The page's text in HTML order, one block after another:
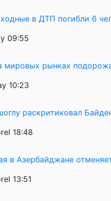
в ДТП погибли 6
09:55
мировых рынках
10:23
раскритиковал
18:48
в Азербайджане
13:51